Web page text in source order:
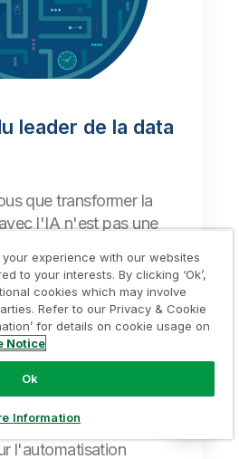
leader de la data
que transformer la
l'IA n'est pas une
évoluer en même
entreprise et votre
culture d'entreprise sur
data literacy et
votre équipe sera à
l'automatisation
experience with our websites
to your interests. By clicking ‘Ok’,
cookies which may involve
Refer to our Privacy & Cookie
for details on cookie usage on
Notice
Ok
Information